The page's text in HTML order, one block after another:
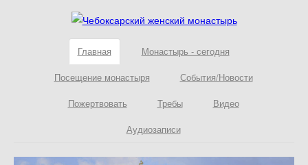
Главная
Монастырь - сегодня
Посещение монастыря
События/Новости
Пожертвовать
Требы
Видео
Аудиозаписи